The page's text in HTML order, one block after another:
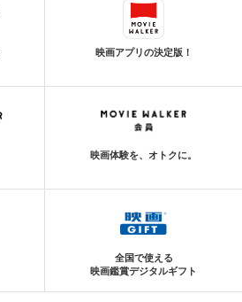
映画アプリの決定版！
映画体験を、オトクに。
全国で使える
映画鑑賞デジタルギフト